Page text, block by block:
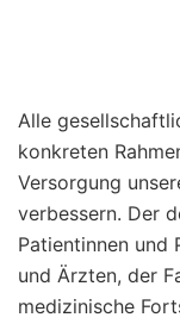
Alle
konkreten
Versorgung
verbessern. Der
Patientinnen und
und Ärzten, der
medizinische